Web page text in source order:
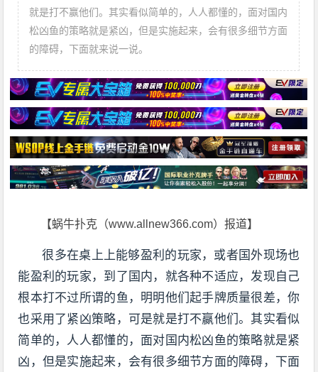
就是打不赢他们。其实看似简单的，人人都懂的，面对国内
松凶鱼的策略就是紧凶，但是实施起来，会有很多细节方面
的障碍，下面就来说一说。
【蜗牛扑克（www.allnew366.com）报道】
很多在桌上上能够盈利的玩家，或者国外现场也
能盈利的玩家，到了国内，就各种不适应，发现自己
根本打不过所谓的鱼，明明他们起手牌质量很差，你
也采用了紧凶策略，可是就是打不赢他们。其实看似
简单的，人人都懂的，面对国内松凶鱼的策略就是紧
凶，但是实施起来，会有很多细节方面的障碍，下面